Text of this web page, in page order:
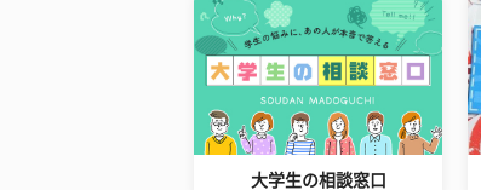
大学生の相談窓口